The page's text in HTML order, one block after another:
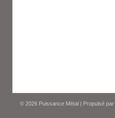
© 2026 Puissance Métal | Propulsé par